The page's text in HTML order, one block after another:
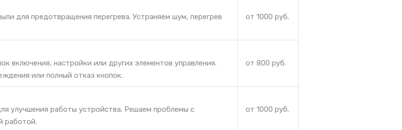
для предотвращения перегрева. Устраняем шум, перегрев
от 1000 руб.
включения, настройки или других элементов управления.
или полный отказ кнопок.
от 800 руб.
улучшения работы устройства. Решаем проблемы с
работой.
от 1000 руб.